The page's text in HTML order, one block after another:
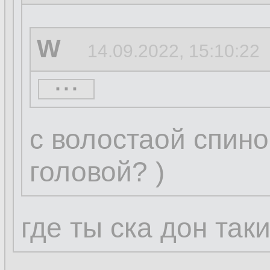
W 14.09.2022, 15:10:22
basename
W 14.09.2022,
...
...
с волостаой
головой? )
где ты ска дон